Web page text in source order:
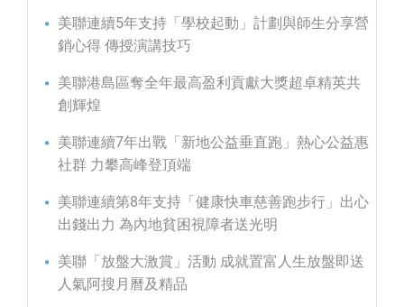
美聯連續5年支持「學校起動」計劃與師生分享營
銷心得 傳授演講技巧
美聯港島區奪全年最高盈利貢獻大獎超卓精英共
創輝煌
美聯連續7年出戰「新地公益垂直跑」熱心公益惠
社群 力攀高峰登頂端
美聯連續第8年支持「健康快車慈善跑步行」出心
出錢出力 為內地貧困視障者送光明
美聯「放盤大激賞」活動 成就置富人生放盤即送
人氣阿搜月曆及精品